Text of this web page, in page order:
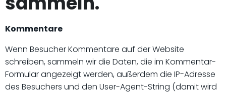
Kommentare
Wenn Besucher Kommentare auf der Website
schreiben, sammeln wir die Daten, die im Kommentar-
Formular angezeigt werden, außerdem die IP-Adresse
des Besuchers und den User-Agent-String (damit wird